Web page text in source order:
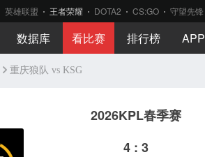
英雄联盟 王者荣耀 DOTA2 CS:GO 守望先锋
数据库 看比赛 排行榜 APP
重庆狼队 vs KSG
2026KPL春季赛
4 : 3